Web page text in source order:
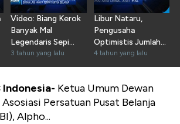
Video: Biang Kerok
Banyak Mal
Legendaris Sepi
"Bak Kuburan"
3 tahun yang lalu
Libur Nataru,
Pengusaha
Optimistis Jumlah
Kunjungan Mal Naik
4 tahun yang lalu
Indonesia- Ketua Umum Dewan
Persatuan Pusat Belanja
Alpho...